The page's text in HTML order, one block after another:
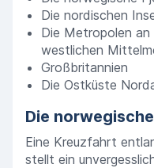
Die nordischen
Die Metropolen an
westlichen
Großbritannien
Die Ostküste
Die
Eine Kreuzfahrt
stellt ein